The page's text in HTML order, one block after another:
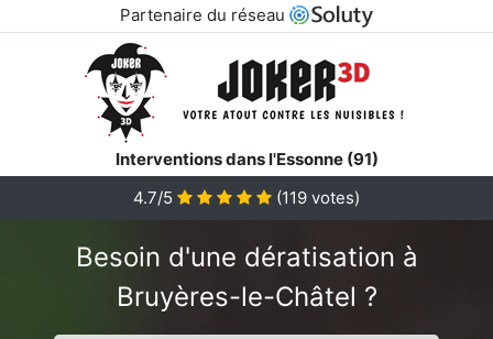
Partenaire du réseau
Interventions dans l'Essonne (91)
4.7/5 (119 votes)
Besoin d'une dératisation à
Bruyères-le-Châtel ?